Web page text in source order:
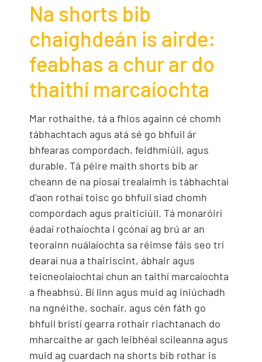
Na shorts bib
chaighdeán is airde:
feabhas a chur ar do
thaithí marcaíochta
Mar rothaithe, tá a fhios againn cé chomh
tábhachtach agus atá sé go bhfuil ár
bhfearas compordach, feidhmiúil, agus
durable. Tá péire maith shorts bib ar
cheann de na píosaí trealaimh is tábhachtaí
d’aon rothaí toisc go bhfuil siad chomh
compordach agus praiticiúil. Tá monaróirí
éadaí rothaíochta i gcónaí ag brú ar an
teorainn nuálaíochta sa réimse fáis seo trí
dearaí nua a thairiscint, ábhair agus
teicneolaíochtaí chun an taithí marcaíochta
a fheabhsú. Bí linn agus muid ag iniúchadh
na ngnéithe, sochair, agus cén fáth go
bhfuil brístí gearra rothair riachtanach do
mharcaithe ar gach leibhéal scileanna agus
muid ag cuardach na shorts bib rothar is